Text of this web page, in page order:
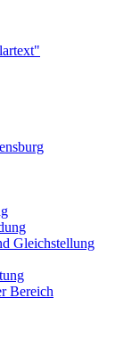
Gleichstellung
Bereich